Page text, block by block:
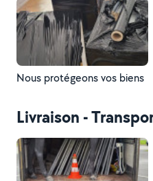
Nous protégeons vos biens
Livraison -